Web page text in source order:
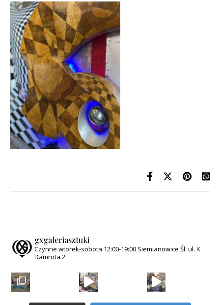
gxgaleriasztuki
Czynne wtorek-sobota 12:00-19:00 Siemianowice Śl. ul. K.
Damrota 2
Anioły na deskorolkach to opowieść o wolności, kt